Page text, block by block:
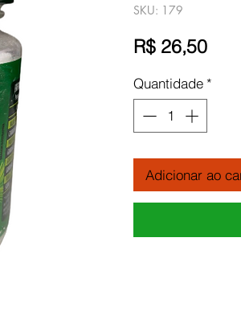
SKU: 179
R$ 26,50
Quantidade *
Adicionar ao